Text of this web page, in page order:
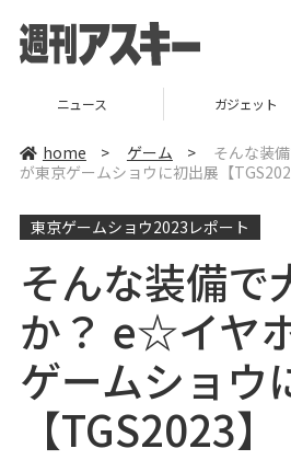
ニュース ガジェット
home > ゲーム >
そんな装
が東京ゲームショウに初出展【
東京ゲームショウ2023レポート
そんな装備で
か？ e☆イヤ
ゲームショウ
【TGS2023】